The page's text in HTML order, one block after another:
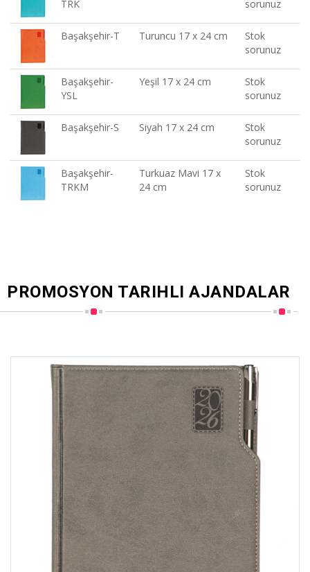
TRK sorunuz
Başakşehir-T Turuncu 17 x 24 cm
Stok
sorunuz
Başakşehir-
YSL
Yeşil 17 x 24 cm
Stok
sorunuz
Başakşehir-S Siyah 17 x 24 cm
Stok
sorunuz
Başakşehir-
TRKM
Turkuaz Mavi 17 x
24 cm
Stok
sorunuz
PROMOSYON TARIHLI AJANDALAR